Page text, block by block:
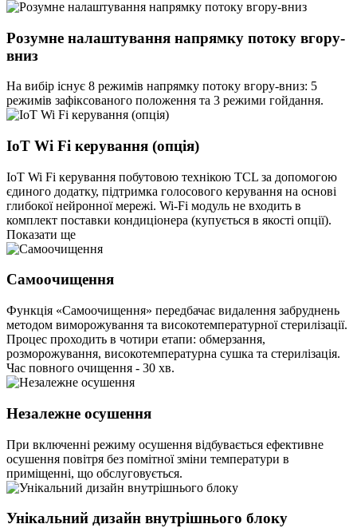
Розумне налаштування напрямку потоку вгору-
вниз
На вибір існує 8 режимів напрямку потоку вгору-вниз: 5
режимів зафіксованого положення та 3 режими гойдання.
IoT Wi Fi керування (опція)
IoT Wi Fi керування побутовою технікою TCL за допомогою
єдиного додатку, підтримка голосового керування на основі
глибокої нейронної мережі. Wi-Fi модуль не входить в
комплект поставки кондиціонера (купується в якості опції).
Показати ще
Самоочищення
Функція «Самоочищення» передбачає видалення забруднень
методом виморожування та високотемпературної стерилізації.
Процес проходить в чотири етапи: обмерзання,
розморожування, високотемпературна сушка та стерилізація.
Час повного очищення - 30 хв.
Незалежне осушення
При включенні режиму осушення відбувається ефективне
осушення повітря без помітної зміни температури в
приміщенні, що обслуговується.
Унікальний дизайн внутрішнього блоку